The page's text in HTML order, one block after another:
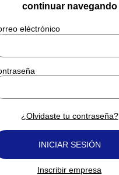
continuar navegando
¿Olvidaste tu contraseña?
INICIAR SESIÓN
Inscribir empresa